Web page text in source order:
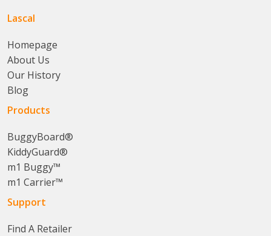
Lascal
Homepage
About Us
Our History
Blog
Products
BuggyBoard®
KiddyGuard®
m1 Buggy™
m1 Carrier™
Support
Find A Retailer